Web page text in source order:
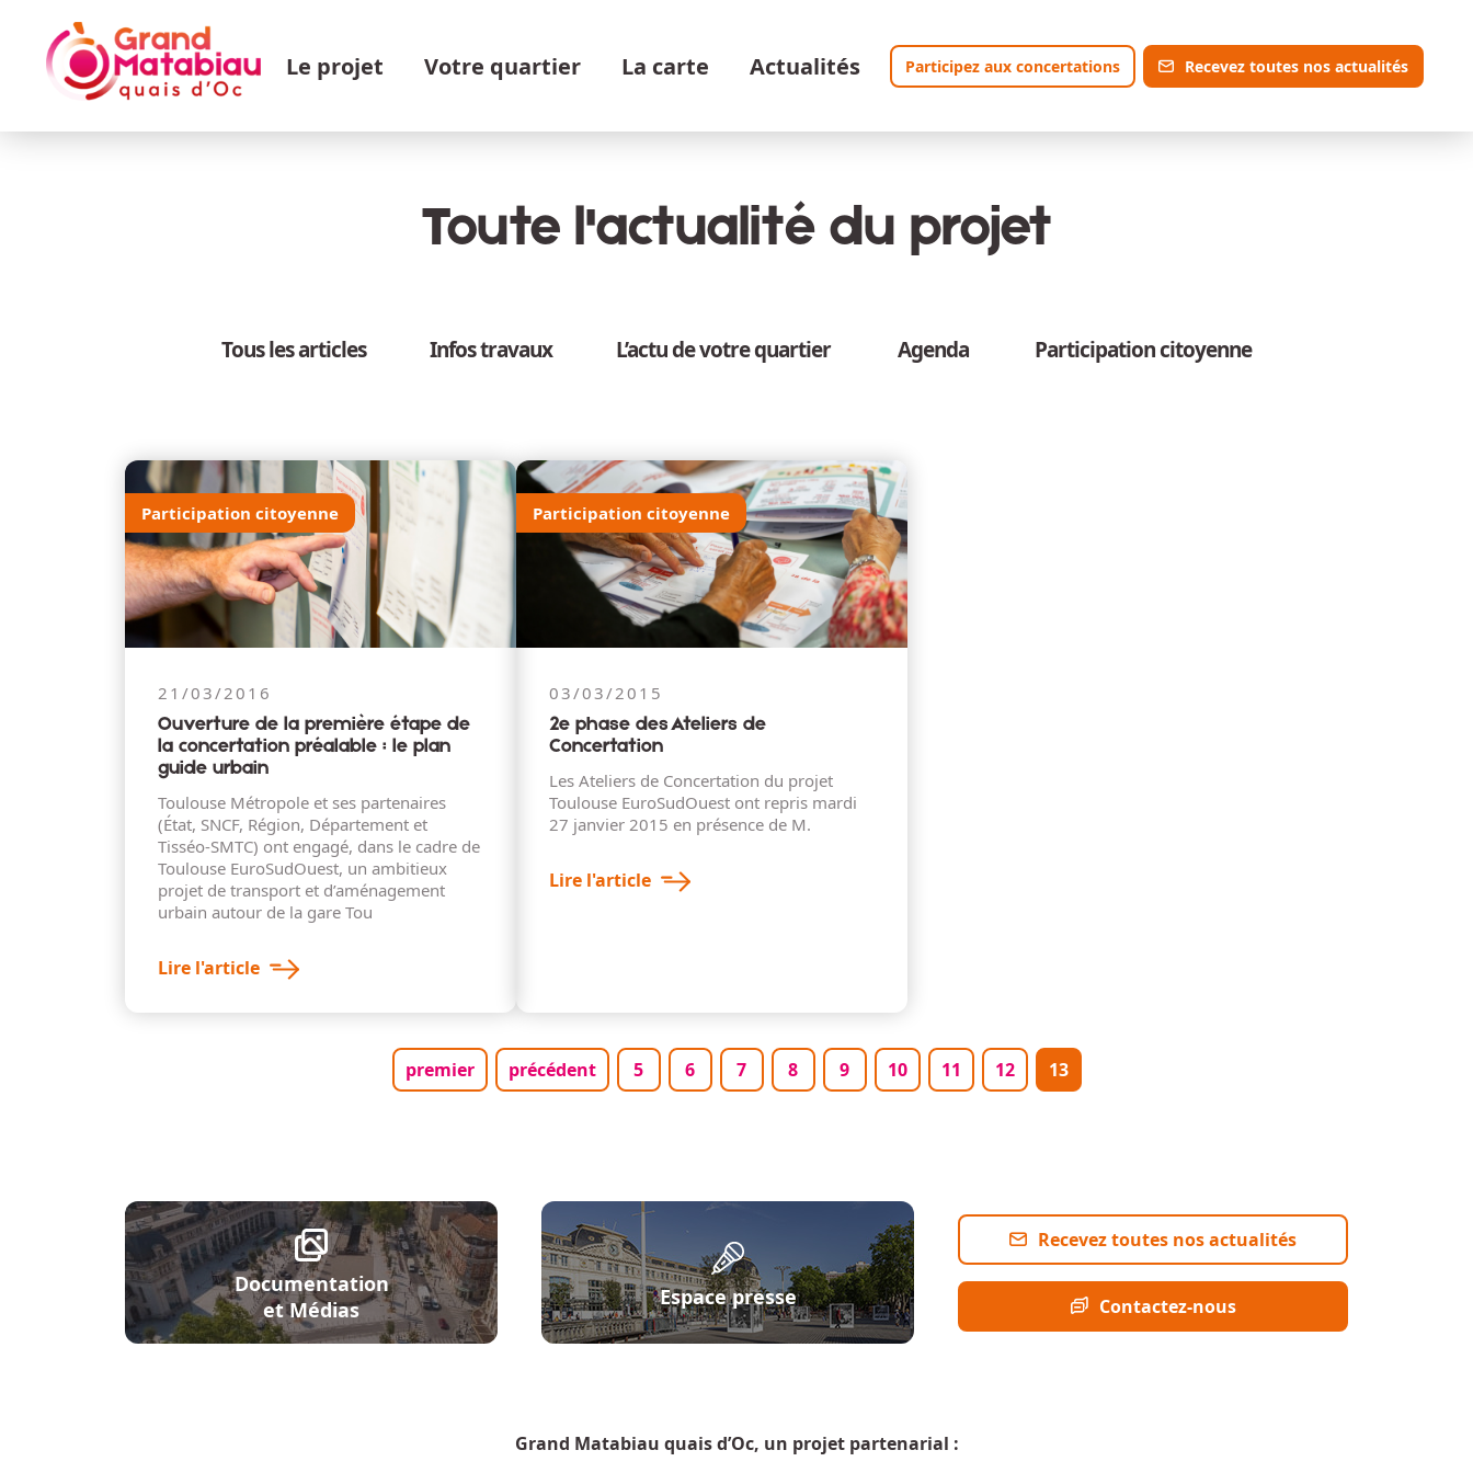
Navigation principale
Le projet Votre quartier La carte Actualités Participez aux concertations Recevez toutes nos actualités
Toute l'actualité du projet
Tous les articles Infos travaux L’actu de votre quartier Agenda Participation citoyenne
Participation citoyenne
21/03/2016
Ouverture de la première étape de
la concertation préalable : le plan
guide urbain
Toulouse Métropole et ses partenaires
(État, SNCF, Région, Département et
Tisséo-SMTC) ont engagé, dans le cadre de
Toulouse EuroSudOuest, un ambitieux
projet de transport et d’aménagement
urbain autour de la gare Tou
Lire l'article
Participation citoyenne
03/03/2015
2e phase des Ateliers de
Concertation
Les Ateliers de Concertation du projet
Toulouse EuroSudOuest ont repris mardi
27 janvier 2015 en présence de M.
Lire l'article
Première page
premier Page précédente
précédent Page
5 Page
6 Page
7 Page
8 Page
9 Page
10 Page
11 Page
12 Page courante
13
Documentation
et Médias
Espace presse
Recevez toutes nos actualités
Contactez-nous
Grand Matabiau quais d’Oc, un projet partenarial :